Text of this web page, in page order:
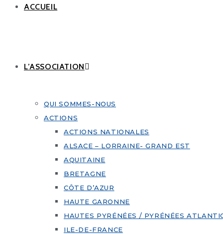
ACCUEIL
L’ASSOCIATION
QUI SOMMES-NOUS
ACTIONS
ACTIONS NATIONALES
ALSACE – LORRAINE- GRAND EST
AQUITAINE
BRETAGNE
CÔTE D’AZUR
HAUTE GARONNE
HAUTES PYRÉNÉES / PYRÉNÉES
ILE-DE-FRANCE